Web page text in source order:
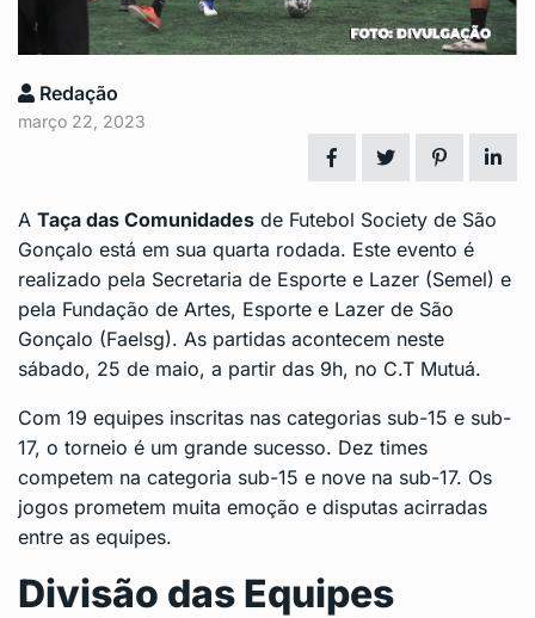
Redação
março 22, 2023
A Taça das Comunidades de Futebol Society de São
Gonçalo está em sua quarta rodada. Este evento é
realizado pela Secretaria de Esporte e Lazer (Semel) e
pela Fundação de Artes, Esporte e Lazer de São
Gonçalo (Faelsg). As partidas acontecem neste
sábado, 25 de maio, a partir das 9h, no C.T Mutuá.
Com 19 equipes inscritas nas categorias sub-15 e sub-
17, o torneio é um grande sucesso. Dez times
competem na categoria sub-15 e nove na sub-17. Os
jogos prometem muita emoção e disputas acirradas
entre as equipes.
Divisão das Equipes